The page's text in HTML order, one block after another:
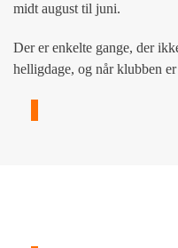
midt august til juni.
Der er enkelte gange, der
helligdage, og når klubben